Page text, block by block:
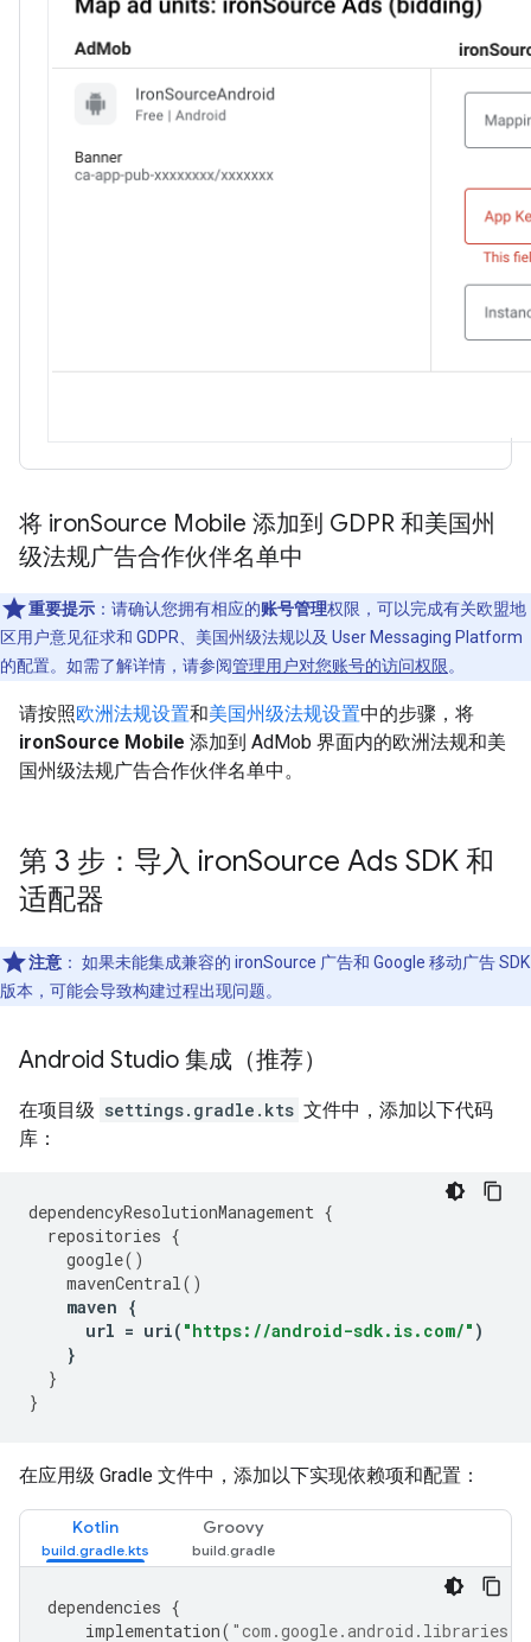
将 ironSource Mobile 添加到 GDPR 和美国州
级法规广告合作伙伴名单中
重要提示 ： 请确认您拥有相应的账号管理权限，可以完成有关欧盟地
区用户意见征求和 GDPR、美国州级法规以及 User Messaging Platform
的配置。如需了解详情，请参阅管理用户对您账号的访问权限。
请按照欧洲法规设置和美国州级法规设置中的步骤，将
ironSource Mobile 添加到 AdMob 界面内的欧洲法规和美
国州级法规广告合作伙伴名单中。
第 3 步：导入 ironSource Ads SDK 和
适配器
注意 ： 如果未能集成兼容的 ironSource 广告和 Google 移动广告 SDK
版本，可能会导致构建过程出现问题。
Android Studio 集成（推荐）
在项目级 settings.gradle.kts 文件中，添加以下代码
库：
dependencyResolutionManagement {
repositories {
google()
mavenCentral()
maven {
url = uri( "https://android-sdk.is.com/" )
}
}
}
在应用级 Gradle 文件中，添加以下实现依赖项和配置：
Kotlin Groovy
dependencies {
implementation(